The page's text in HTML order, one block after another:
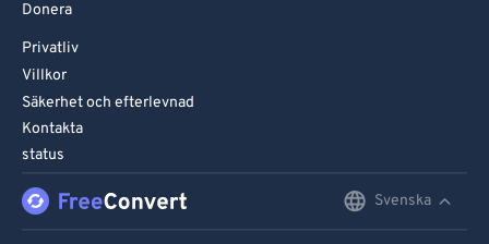
Donera
Privatliv
Villkor
Säkerhet och efterlevnad
Kontakta
status
Svenska